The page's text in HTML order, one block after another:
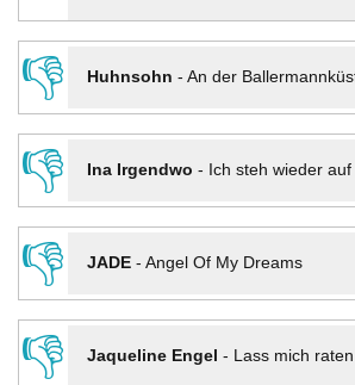
👎
Huhnsohn - An der
👎
Ina Irgendwo - Ich steh wieder auf
👎
JADE- Angel Of My Dreams
👎
Jaqueline Engel - Lass mich raten